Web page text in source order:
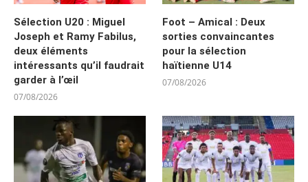
Sélection U20 : Miguel
Joseph et Ramy Fabilus,
deux éléments
intéressants qu’il faudrait
garder à l’œil
07/08/2026
Foot – Amical : Deux
sorties convaincantes
pour la sélection
haïtienne U14
07/08/2026